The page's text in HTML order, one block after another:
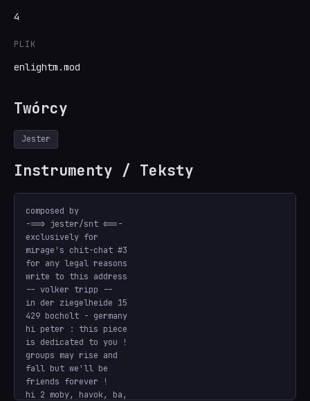
4
PLIK
enlightm.mod
Twórcy
Jester
Instrumenty / Teksty
composed by
-==> jester/snt <==-
exclusively for
mirage's chit-chat #3
for any legal reasons
write to this address
-- volker tripp --
in der ziegelheide 15
429 bocholt - germany
hi peter : this piece
is dedicated to you !
groups may rise and
fall but we'll be
friends forever !
hi 2 moby, havok, ba,